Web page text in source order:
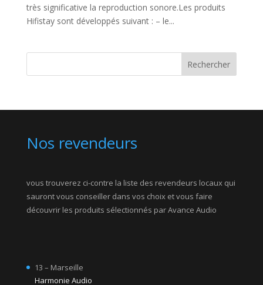
très significative la reproduction sonore.Les produits
Hifistay sont développés suivant : – le...
Rechercher
Nos revendeurs
vous trouverez ci-contre la liste des revendeurs locaux qui
sauront vous conseiller dans vos choix et vous faire
découvrir les produits sélectionnés par Avance Audio
13 – Marseille
Harmonie Audio